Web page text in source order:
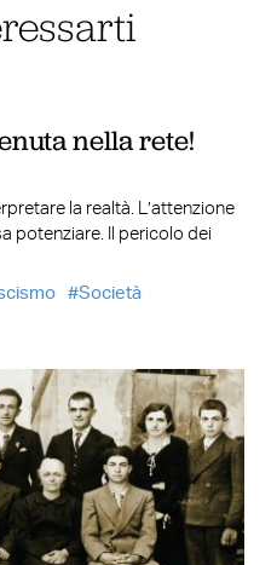
nella rete!
la realtà. L’attenzione
potenziare. Il pericolo dei
Società